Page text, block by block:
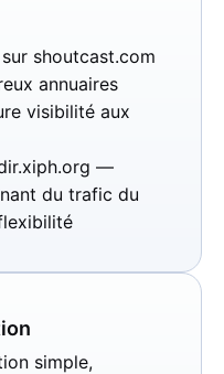
shoutcast.com
annuaires
visibilité aux
—
du trafic du
simple,